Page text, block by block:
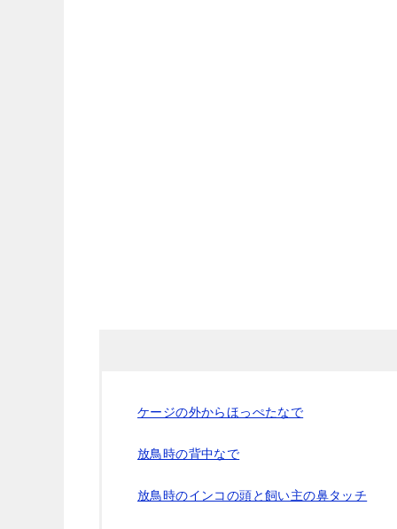
ケージの外からほっぺたなで
放鳥時の背中なで
放鳥時のインコの頭と飼い主の鼻タッチ